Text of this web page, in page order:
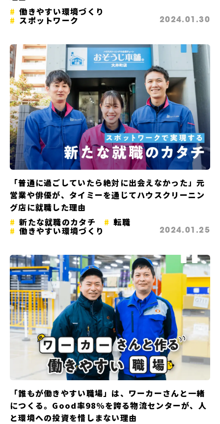
働きやすい環境づくり
スポットワーク 2024.01.30
「普通に過ごしていたら絶対に出会えなかった」元
営業や俳優が、タイミーを通じてハウスクリーニン
グ店に就職した理由
新たな就職のカタチ
転職
働きやすい環境づくり 2024.01.25
「誰もが働きやすい職場」は、ワーカーさんと一緒
につくる。Good率98％を誇る物流センターが、人
と環境への投資を惜しまない理由